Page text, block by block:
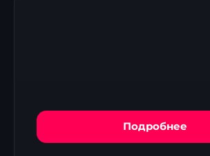
Подробнее